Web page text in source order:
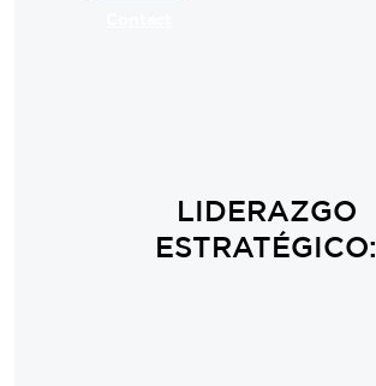
LIDERAZGO
ESTRATÉGICO: